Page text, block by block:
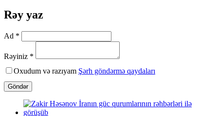
Rəy yaz
Ad *
Rəyiniz *
Oxudum və razıyam Şərh göndərmə qaydaları
Göndər